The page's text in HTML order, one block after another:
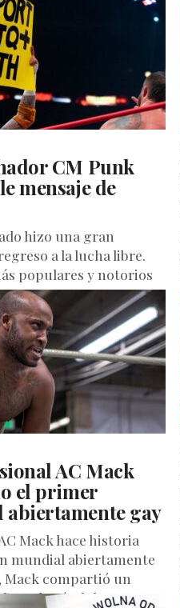
CM Punk
mensaje de
hizo una gran
a la lucha libre.
populares y notorios
AC Mack
el primer
abiertamente gay
Mack hace historia
mundial abiertamente
Mack compartió un
besándolo...